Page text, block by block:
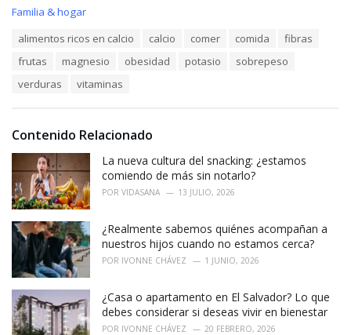
C
s
:
Familia & hogar
alimentos ricos en calcio calcio comer comida
fibras
frutas
magnesio obesidad potasio
sobrepeso
verduras
vitaminas
Contenido Relacionado
La nueva cultura del snacking: ¿estamos
comiendo de más sin notarlo?
POR VIDASANA 13 JULIO, 2026
¿Realmente sabemos quiénes acompañan a
nuestros hijos cuando no estamos cerca?
POR IVONNE CHÁVEZ 1 JUNIO, 2026
¿Casa o apartamento en El Salvador? Lo que
debes considerar si deseas vivir en bienestar
POR IVONNE CHÁVEZ 20 FEBRERO, 2026